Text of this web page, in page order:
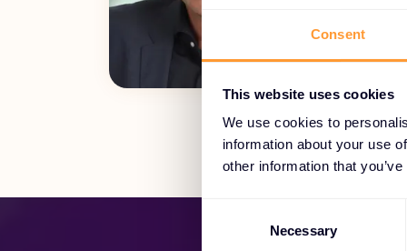
Consent
This website uses cookies
We use cookies to
information about your use
other information that
Necessary